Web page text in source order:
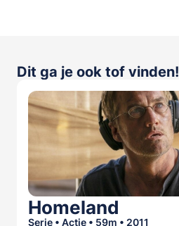
Dit ga je ook tof vinden!
Homeland
Serie • Actie • 59m • 2011